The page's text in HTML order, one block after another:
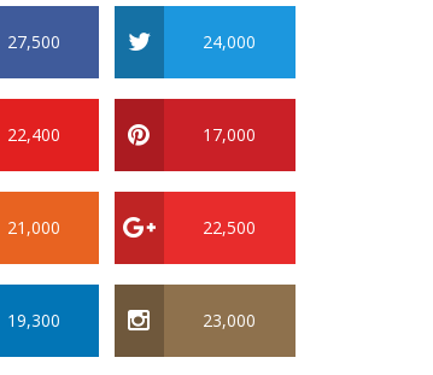
27,500 24,000
22,400 17,000
21,000 22,500
19,300 23,000